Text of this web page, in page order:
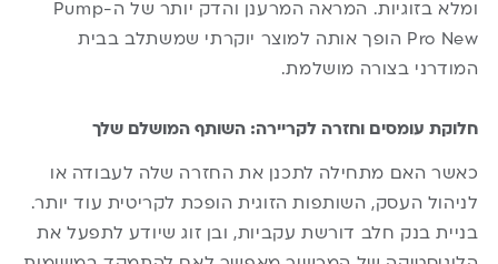
ומלא בזוגיות. המראה המרענן והדק יותר של ה-Pump
Pro New הופך אותה למוצר יוקרתי שמשתלב בבית
המודרני בצורה מושלמת.
חלוקת עומסים וחזרה לקריירה: השותף המושלם שלך
כאשר האם מתחילה לתכנן את החזרה שלה לעבודה או
לניהול העסק, השותפות הזוגית הופכת לקריטית עוד יותר.
בניית בנק חלב דורשת עקביות, ובן זוג שיודע לתפעל את